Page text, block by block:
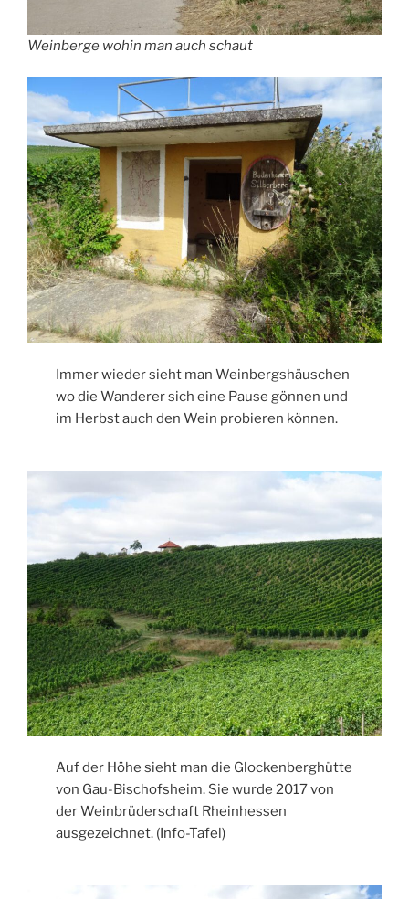
Weinberge wohin man auch schaut
Immer wieder sieht man Weinbergshäuschen
wo die Wanderer sich eine Pause gönnen und
im Herbst auch den Wein probieren können.
Auf der Höhe sieht man die Glockenberghütte
von Gau-Bischofsheim. Sie wurde 2017 von
der Weinbrüderschaft Rheinhessen
ausgezeichnet. (Info-Tafel)